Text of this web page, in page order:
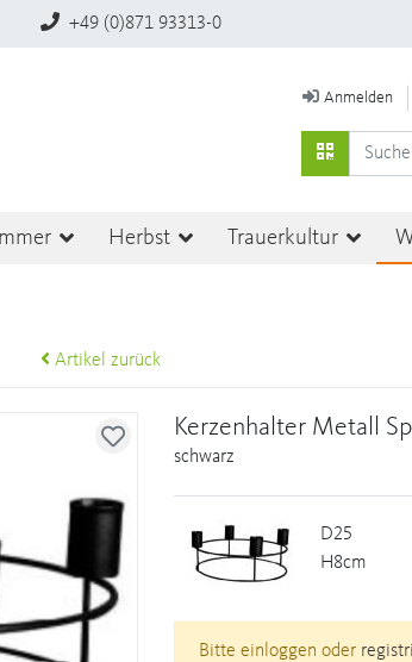
+49 (0)871 93313-0
Anmelden
Herbst Trauerkultur
Artikel zurück
Kerzenhalter Metall
schwarz
D25
H8cm
Bitte einloggen oder